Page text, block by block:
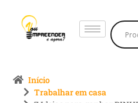
Início
Trabalhar em casa